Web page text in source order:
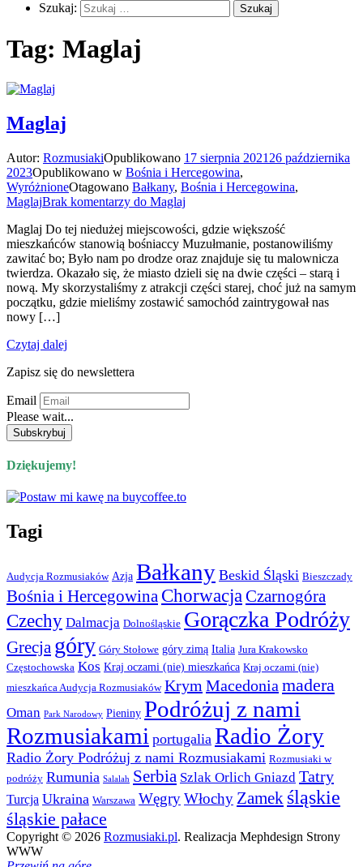
Szukaj:
Tag: Maglaj
Maglaj
Autor: RozmusiakiOpublikowano 17 sierpnia 2021 26 października
2023Opublikowano w Bośnia i Hercegowina,
WyróżnioneOtagowano Bałkany, Bośnia i Hercegowina,
MaglajBrak komentarzy do Maglaj
Maglaj Do tej niedużej miejscowości, gdzie większość
mieszkańców stanowią bośniaccy Muzułmanie, postanowiliśmy
zawitać bo; Było nam po drodze oraz znajduje się tu malownicza
twierdza. Okazało się, że miasto dzieli się na dwie części – starą i
nową. My skorzystaliśmy z atrakcji części starej, choć już na samym
początku, gdzie mieliśmy zostawić samochód zaintrygował nas
nowy […]
Czytaj dalej
Zapisz się do newslettera
Email
Please wait...
Dziękujemy!
Tagi
Audycja Rozmusiaków Azja Bałkany Beskid Śląski Bieszczady
Bośnia i Hercegowina ChorwacjaCzarnogóra
Czechy Dalmacja Dolnośląskie Gorączka Podróży
Grecja góry Góry Stołowe góry zimą Italia Jura Krakowsko
Częstochowska Kos Kraj oczami (nie) mieszkańca Kraj oczami (nie)
mieszkańca Audycja Rozmusiaków Krym Macedonia madera
Oman Park Narodowy Pieniny Podróżuj z nami
Rozmusiakami portugalia Radio Żory
Radio Żory Podróżuj z nami Rozmusiakami Rozmusiaki w
podróży Rumunia Salalah Serbia Szlak Orlich Gniazd Tatry
Turcja Ukraina Warszawa WęgryWłochy Zamek śląskie
śląskie pałace
Copyright © 2026 Rozmusiaki.pl. Realizacja Mephdesign Strony
WWW